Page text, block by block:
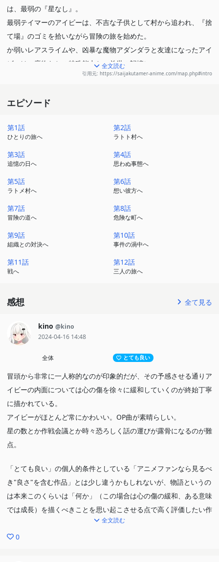
は、最弱の『星なし』。
最弱テイマーのアイビーは、不吉な子供として村から追われ、『捨
て場』のゴミを拾いながら冒険の旅を始めた。
か弱いレアスライムや、凶暴な魔物アダンダラと友達になったアイ
ビーは、魔物たちの特殊能力と、前世の記憶に
よる大人顔負けの洞察力で、あらゆる困難をくぐり抜ける。
タジー。
全文読む
引用元: https://saijakutamer-anime.com/map.php#intro
エピソード
第1話
ひとりの旅へ
第2話
ラトト村へ
第3話
追憶の日へ
第4話
思わぬ事態へ
第5話
ラトメ村へ
第6話
想い彼方へ
第7話
冒険の道へ
第8話
危険な町へ
第9話
組織との対決へ
第10話
事件の渦中へ
第11話
戦へ
第12話
三人の旅へ
感想 全て見る
kino @kino
2024-04-16 14:48
全体 とても良い
冒頭から非常に一人称的なのが印象的だが、その予感させる通りア
イビーの内面については心の傷を徐々に緩和していくのが終始丁寧
に描かれている。
アイビーがほとんど常にかわいい。OP曲が素晴らしい。
星の数とか作戦会議とか時々恐ろしく話の運びが露骨になるのが難
点。
「とても良い」の個人的条件としている「アニメファンなら見るべ
き"良さ"を含む作品」とは少し違うかもしれないが、物語というの
は本来このくらいは「何か」（この場合は心の傷の緩和、ある意味
では成長）を描くべきことを思い起こさせる点で高く評価したい作
品。まぁ私が内的物語を志向するのもあるが。
全文読む
0